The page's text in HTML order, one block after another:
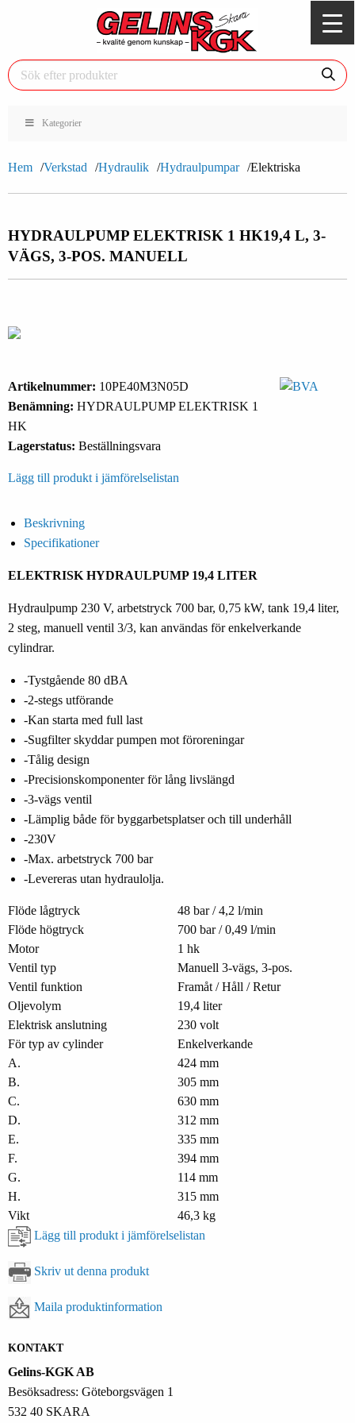
Kategorier
Hem Verkstad Hydraulik Hydraulpumpar Elektriska
HYDRAULPUMP ELEKTRISK 1 HK19,4 L, 3-
VÄGS, 3-POS. MANUELL
Artikelnummer: 10PE40M3N05D
Benämning: HYDRAULPUMP ELEKTRISK 1
HK
Lagerstatus: Beställningsvara
Lägg till produkt i jämförelselistan
Beskrivning
Specifikationer
ELEKTRISK HYDRAULPUMP 19,4 LITER
Hydraulpump 230 V, arbetstryck 700 bar, 0,75 kW, tank 19,4 liter,
2 steg, manuell ventil 3/3, kan användas för enkelverkande
cylindrar.
-Tystgående 80 dBA
-2-stegs utförande
-Kan starta med full last
-Sugfilter skyddar pumpen mot föroreningar
-Tålig design
-Precisionskomponenter för lång livslängd
-3-vägs ventil
-Lämplig både för byggarbetsplatser och till underhåll
-230V
-Max. arbetstryck 700 bar
-Levereras utan hydraulolja.
Flöde lågtryck
48 bar / 4,2 l/min
Flöde högtryck
700 bar / 0,49 l/min
Motor
1 hk
Ventil typ
Manuell 3-vägs, 3-pos.
Ventil funktion
Framåt / Håll / Retur
Oljevolym
19,4 liter
Elektrisk anslutning
230 volt
För typ av cylinder
Enkelverkande
A.
424 mm
B.
305 mm
C.
630 mm
D.
312 mm
E.
335 mm
F.
394 mm
G.
114 mm
H.
315 mm
Vikt
46,3 kg
Lägg till produkt i jämförelselistan
Skriv ut denna produkt
Maila produktinformation
KONTAKT
Gelins-KGK AB
Besöksadress: Göteborgsvägen 1
532 40 SKARA